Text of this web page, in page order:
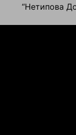
“Нетипова